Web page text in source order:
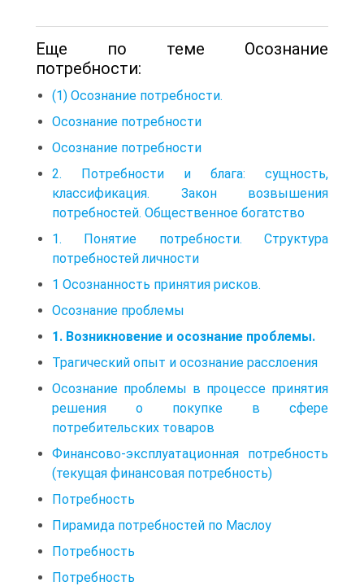
Еще по теме Осознание
потребности:
(1) Осознание потребности.
Осознание потребности
Осознание потребности
2. Потребности и блага: сущность,
классификация. Закон возвышения
потребностей. Общественное богатство
1. Понятие потребности. Структура
потребностей личности
1 Осознанность принятия рисков.
Осознание проблемы
1. Возникновение и осознание проблемы.
Трагический опыт и осознание расслоения
Осознание проблемы в процессе принятия
решения о покупке в сфере
потребительских товаров
Финансово-эксплуатационная потребность
(текущая финансовая потребность)
Потребность
Пирамида потребностей по Маслоу
Потребность
Потребность